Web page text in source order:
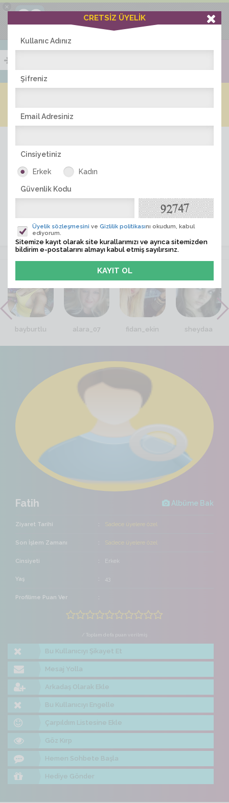
×
Ciddiask Uygulaması
+1 Hafta Gold Üyelik Kazan
Bedava - com.ciddi.ask
İNDİR
ÜYE ARA
VİTRİN
bayburtlu alara_07 fidan_ekin sheydaa
Fatih Albüme Bak
Ziyaret Tarihi Sadece üyelere özel
Son İşlem Zamanı Sadece üyelere özel
Cinsiyeti Erkek
Yaş 43
Profilime Puan Ver
/ Toplam defa puan verilmiş
Bu Kullanıcıyı Şikayet Et
Mesaj Yolla
Arkadaş Olarak Ekle
Bu Kullanıcıyı Engelle
Çarpıldım Listesine Ekle
Göz Kırp
Hemen Sohbete Başla
Hediye Gönder
CRETSİZ ÜYELİK
Kullanıc Adınız
Şifreniz
Email Adresiniz
Cinsiyetiniz
Erkek Kadın
Güvenlik Kodu
Üyelik sözleşmesini ve Gizlilik politikasını okudum, kabul
ediyorum.
Sitemize kayıt olarak site kurallarımızı ve ayrıca sitemizden
bildirim e-postalarını almayı kabul etmiş sayılırsınz.